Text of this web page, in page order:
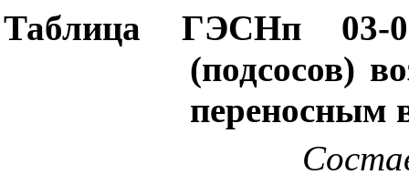
Таблица ГЭСНп 03-
(подсосов)
переносным